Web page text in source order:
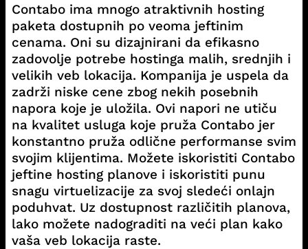
Contabo ima mnogo atraktivnih hosting
paketa dostupnih po veoma jeftinim
cenama. Oni su dizajnirani da efikasno
zadovolje potrebe hostinga malih, srednjih i
velikih veb lokacija. Kompanija je uspela da
zadrži niske cene zbog nekih posebnih
napora koje je uložila. Ovi napori ne utiču
na kvalitet usluga koje pruža Contabo jer
konstantno pruža odlične performanse svim
svojim klijentima. Možete iskoristiti Contabo
jeftine hosting planove i iskoristiti punu
snagu virtuelizacije za svoj sledeći onlajn
poduhvat. Uz dostupnost različitih planova,
lako možete nadograditi na veći plan kako
vaša veb lokacija raste.